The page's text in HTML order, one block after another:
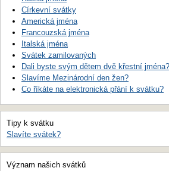
Církevní svátky
Americká jména
Francouzská jména
Italská jména
Svátek zamilovaných
Dali byste svým dětem dvě křestní jména?
Slavíme Mezinárodní den žen?
Co říkáte na elektronická přání k svátku?
Tipy k svátku
Slavíte svátek?
Význam našich svátků